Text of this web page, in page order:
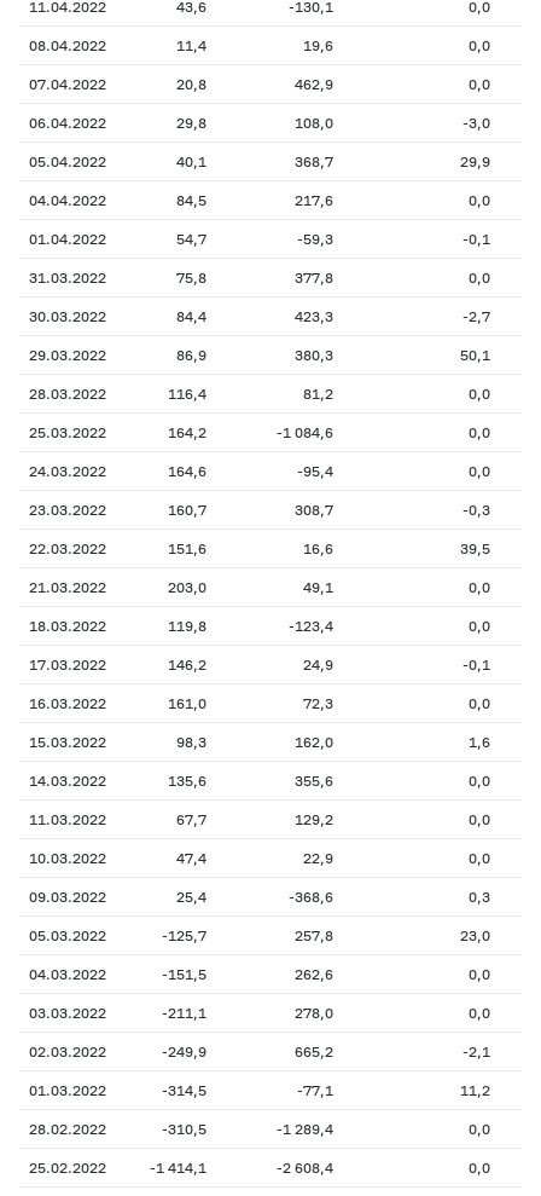
11.04.2022 43,6 -130,1 0,0
08.04.2022 11,4 19,6 0,0
07.04.2022 20,8 462,9 0,0
06.04.2022 29,8 108,0 -3,0
05.04.2022 40,1 368,7 29,9
04.04.2022 84,5 217,6 0,0
01.04.2022 54,7 -59,3 -0,1
31.03.2022 75,8 377,8 0,0
30.03.2022 84,4 423,3 -2,7
29.03.2022 86,9 380,3 50,1
28.03.2022 116,4 81,2 0,0
25.03.2022 164,2 -1 084,6 0,0
24.03.2022 164,6 -95,4 0,0
23.03.2022 160,7 308,7 -0,3
22.03.2022 151,6 16,6 39,5
21.03.2022 203,0 49,1 0,0
18.03.2022 119,8 -123,4 0,0
17.03.2022 146,2 24,9 -0,1
16.03.2022 161,0 72,3 0,0
15.03.2022 98,3 162,0 1,6
14.03.2022 135,6 355,6 0,0
11.03.2022 67,7 129,2 0,0
10.03.2022 47,4 22,9 0,0
09.03.2022 25,4 -368,6 0,3
05.03.2022 -125,7 257,8 23,0
04.03.2022 -151,5 262,6 0,0
03.03.2022 -211,1 278,0 0,0
02.03.2022 -249,9 665,2 -2,1
01.03.2022 -314,5 -77,1 11,2
28.02.2022 -310,5 -1 289,4 0,0
25.02.2022 -1 414,1 -2 608,4 0,0